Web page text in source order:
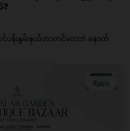
?
င်ပန်းနွမ်းနယ်တာတင်မကဘဲ နောက်